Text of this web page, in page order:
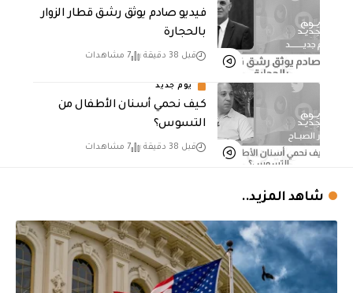
فيديو صادم يوثق رشق قطار الزوار
بالحجارة
قبل 38 دقيقة 7 مشاهدات
يوم جديد
كيف نحمي أسنان الأطفال من
التسوس؟
قبل 38 دقيقة 7 مشاهدات
شاهد المزيد..